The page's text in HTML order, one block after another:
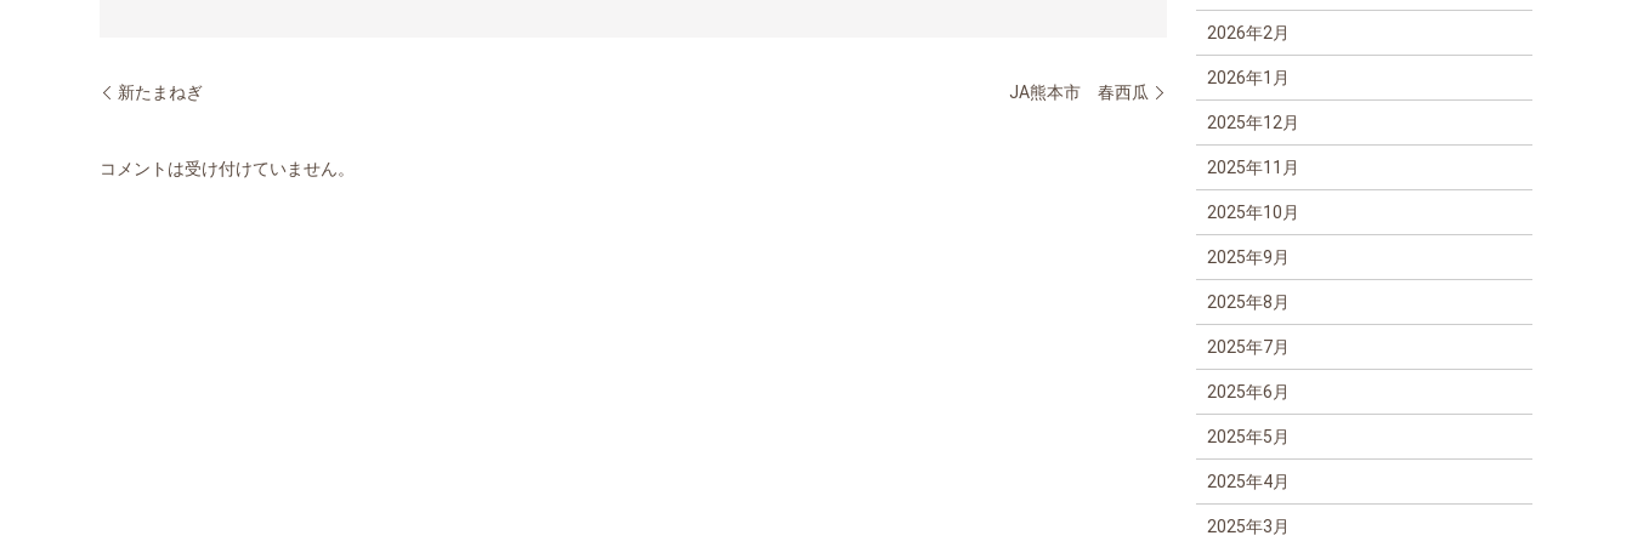
新たまねぎ JA熊本市 春西瓜
コメントは受け付けていません。
2026年2月
2026年1月
2025年12月
2025年11月
2025年10月
2025年9月
2025年8月
2025年7月
2025年6月
2025年5月
2025年4月
2025年3月